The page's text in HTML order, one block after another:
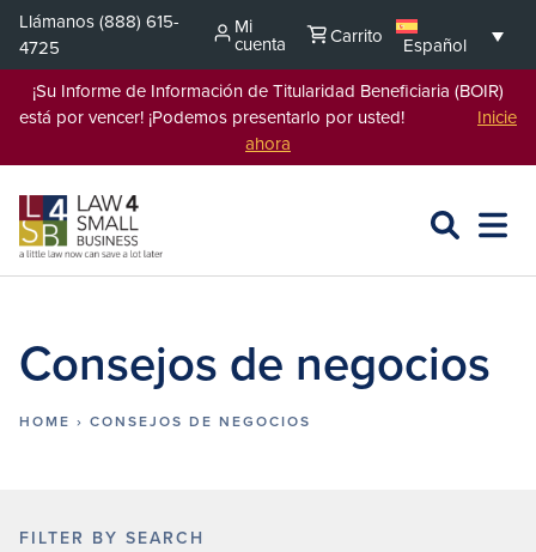
Saltar
contenido
Llámanos(888) 615-
4725
Mi
cuenta Carrito
Español
¡Su Informe de Información de Titularidad Beneficiaria (BOIR)
está por vencer! ¡Podemos presentarlo por usted! Inicie
ahora
BUSCAR
L4SB
ABRIR
Consejos de negocios
HOME › CONSEJOS DE NEGOCIOS
FILTER BY SEARCH